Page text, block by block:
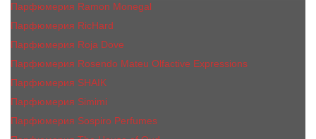
Парфюмерия Ramon Monegal
Парфюмерия RicHard
Парфюмерия Roja Dove
Парфюмерия Rosendo Mateu Olfactive Expressions
Парфюмерия SHAIK
Парфюмерия Simimi
Парфюмерия Sospiro Perfumes